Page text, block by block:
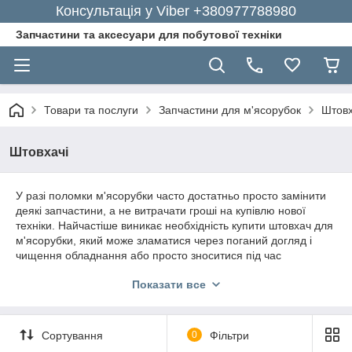
Консультація у Viber +380977788980
Запчастини та аксесуари для побутової техніки
Товари та послуги Запчастини для м'ясорубок
Штовхачі
У разі поломки м'ясорубки часто достатньо просто замінити
деякі запчастини, а не витрачати гроші на купівлю нової
техніки. Найчастіше виникає необхідність купити штовхач для
м'ясорубки, який може зламатися через поганий догляд і
чищення обладнання або просто зноситися під час
Замовити необхідні деталі для вашої м'ясорубки ви можете в
Оригінальний штовхач для м'ясорубки
Показати все
Сортування 0 Фільтри